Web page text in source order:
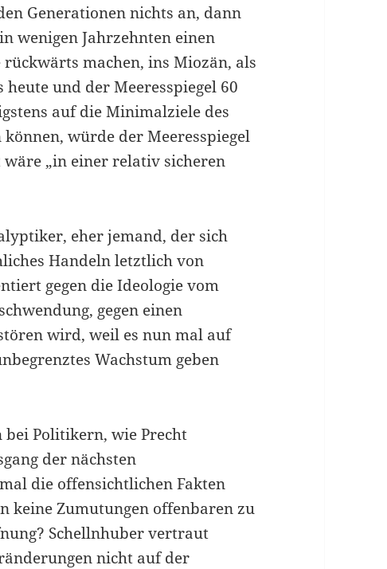
Generationen nichts an, dann
wenigen Jahrzehnten einen
machen, ins Miozän, als
und der Meeresspiegel 60
auf die Minimalziele des
würde der Meeresspiegel
„in einer relativ sicheren
eher jemand, der sich
Handeln letztlich von
gegen die Ideologie vom
gegen einen
wird, weil es nun mal auf
Wachstum geben
bei Politikern, wie Precht
der nächsten
die offensichtlichen Fakten
keine Zumutungen offenbaren zu
Schellnhuber vertraut
nicht auf der